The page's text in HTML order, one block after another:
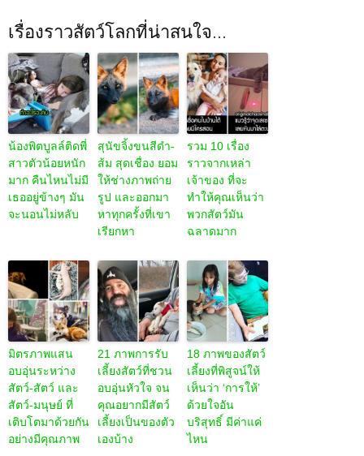
เรื่องราวสัตว์โลกที่น่าสนใจ...
น้องพิตบูลล์ติดพี่
สาวตัวน้อยหนัก
มาก คืนไหนไม่มี
เธออยู่ข้างๆ มัน
จะนอนไม่หลับ
สุนัขจิ้งขนสีดำ-
ส้ม สุดเชื่อง ยอม
ให้ช่างภาพถ่าย
รูป และออกมา
หาทุกครั้งที่เขา
เรียกหา
รวม 10 เรื่อง
ราวจากเหล่า
เจ้าของ ที่จะ
ทำให้คุณเห็นว่า
พวกสัตว์มัน
ฉลาดมาก
มิตรภาพแสน
อบอุ่นระหว่าง
สัตว์-สัตว์ และ
สัตว์-มนุษย์ ที่
เติบโตมาด้วยกัน
อย่างมีคุณภาพ
21 ภาพการรับ
เลี้ยงสัตว์ที่ชวน
อบอุ่นหัวใจ จน
คุณอยากมีสัตว์
เลี้ยงเป็นของตัว
เองบ้าง
18 ภาพของสัตว์
เลี้ยงที่พิสูจน์ให้
เห็นว่า ‘การให้’
ด้วยใจอัน
บริสุทธิ์ มีค่าแค่
ไหน